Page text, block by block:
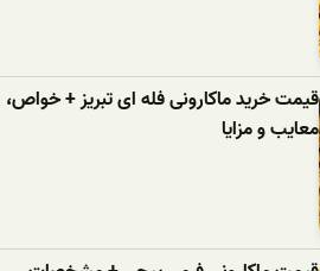
قیمت خرید ماکارونی فله ای تبریز + خواص،
معایب و مزایا